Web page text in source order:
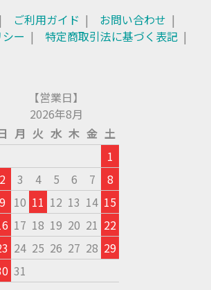
ご利用ガイド
お問い合わせ
ー
特定商取引法に基づく表記
【営業日】
2026年8月
月 火 水 木 金 土
1
2
3 4 5 6 7
8
9 10 11 12 13 14 15
17 18 19 20 21 22
24 25 26 27 28 29
31